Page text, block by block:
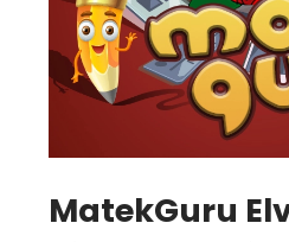
MatekGuru